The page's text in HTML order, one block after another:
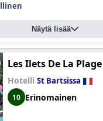
Näytä lisää
Les Ilets De La Plage
Hotelli St Bartsissa
10 Erinomainen